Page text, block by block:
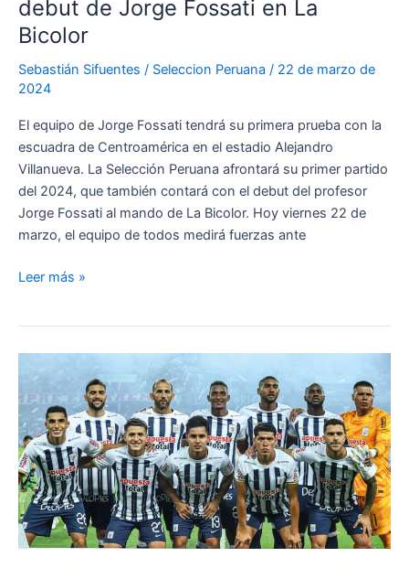
debut de Jorge Fossati en La
Bicolor
Sebastián Sifuentes / Seleccion Peruana / 22 de marzo de
2024
El equipo de Jorge Fossati tendrá su primera prueba con la
escuadra de Centroamérica en el estadio Alejandro
Villanueva. La Selección Peruana afrontará su primer partido
del 2024, que también contará con el debut del profesor
Jorge Fossati al mando de La Bicolor. Hoy viernes 22 de
marzo, el equipo de todos medirá fuerzas ante
Dónde
Canales,
hora
y
cómo
seguir
el
debut
Leer más »